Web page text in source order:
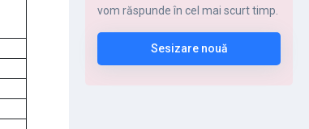
vom răspunde în cel mai scurt timp.
Sesizare nouă